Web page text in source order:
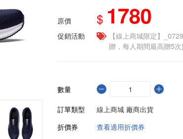
原價 $ 1780
促銷活動
【線上商城限定】
贈，每人期間最高贈5次)
數量
訂單類型
線上商城 廠商出貨
折價券
查看適用折價券